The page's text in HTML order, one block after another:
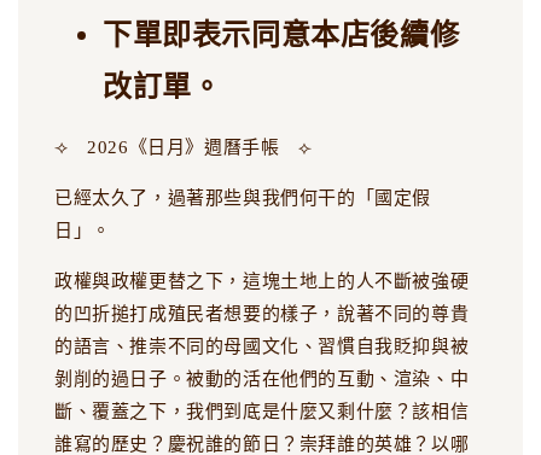
下單即表示同意本店後續修
改訂單。
⟢ 2026《日月》週曆手帳 ⟣
已經太久了，過著那些與我們何干的「國定假
日」。
政權與政權更替之下，這塊土地上的人不斷被強硬
的凹折搥打成殖民者想要的樣子，說著不同的尊貴
的語言、推崇不同的母國文化、習慣自我貶抑與被
剝削的過日子。被動的活在他們的互動、渲染、中
斷、覆蓋之下，我們到底是什麼又剩什麼？該相信
誰寫的歷史？慶祝誰的節日？崇拜誰的英雄？以哪